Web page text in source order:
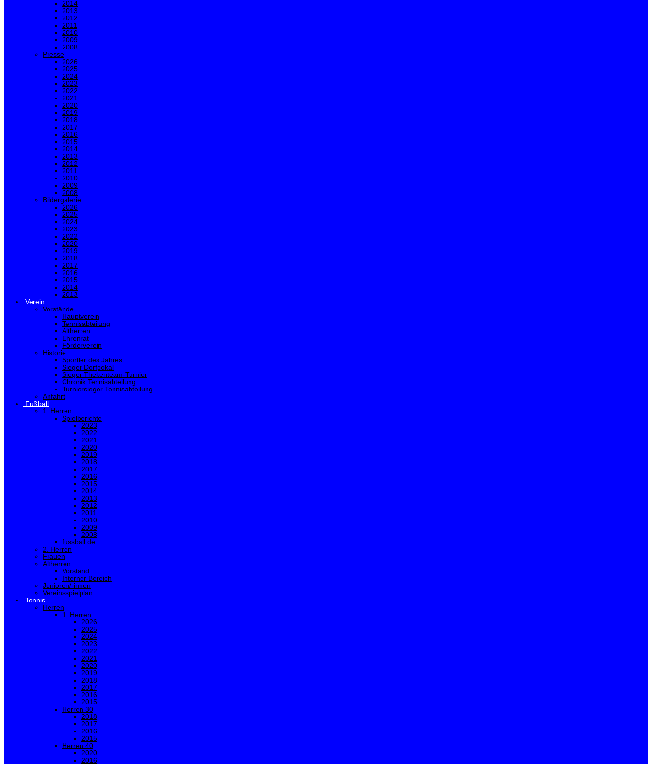
2014
2013
2012
2011
2010
2009
2008
Presse
2026
2025
2024
2023
2022
2021
2020
2019
2018
2017
2016
2015
2014
2013
2012
2011
2010
2009
2008
Bildergalerie
2026
2025
2024
2023
2022
2020
2019
2018
2017
2016
2015
2014
2013
Verein
Vorstände
Hauptverein
Tennisabteilung
Altherren
Ehrenrat
Förderverein
Historie
Sportler des Jahres
Sieger Dorfpokal
Sieger Thekenteam-Turnier
Chronik Tennisabteilung
Turniersieger Tennisabteilung
Anfahrt
Fußball
1. Herren
Spielberichte
2023
2022
2021
2020
2019
2018
2017
2016
2015
2014
2013
2012
2011
2010
2009
2008
fussball.de
2. Herren
Frauen
Altherren
Vorstand
Interner Bereich
Junioren/-innen
Vereinsspielplan
Tennis
Herren
1. Herren
2026
2025
2024
2023
2022
2021
2020
2019
2018
2017
2016
2015
Herren 30
2018
2017
2016
2015
Herren 40
2020
2016